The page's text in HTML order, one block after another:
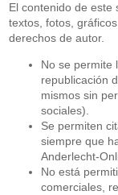
El contenido de este
textos, fotos,
derechos de autor.
No se permite
republicación
mismos sin
sociales).
Se permiten
siempre que
Anderlecht-
No está
comerciales,